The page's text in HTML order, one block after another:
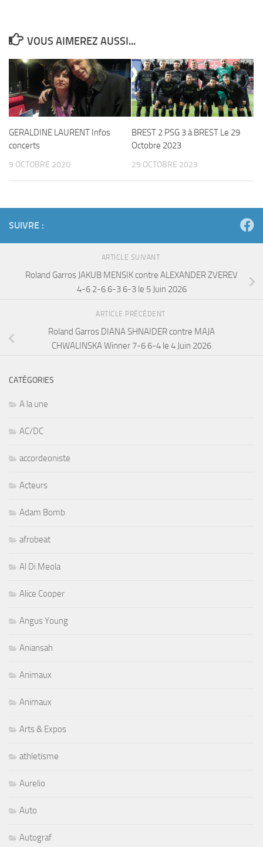
VOUS AIMEREZ AUSSI...
GERALDINE LAURENT Infos
concerts
9 OCTOBRE 2020
BREST 2 PSG 3 à BREST Le 29
Octobre 2023
29 OCTOBRE 2023
SUIVRE :
ARTICLE SUIVANT
Roland Garros JAKUB MENSIK contre ALEXANDER ZVEREV
4-6 2-6 6-3 6-3 le 5 Juin 2026
ARTICLE PRÉCÉDENT
Roland Garros DIANA SHNAIDER contre MAJA
CHWALINSKA Winner 7-6 6-4 le 4 Juin 2026
CATÉGORIES
A la une
AC/DC
accordeoniste
Acteurs
Adam Bomb
afrobeat
Al Di Meola
Alice Cooper
Angus Young
Aniansah
Animaux
Animaux
Arts & Expos
athletisme
Aurelio
Auto
Autograf